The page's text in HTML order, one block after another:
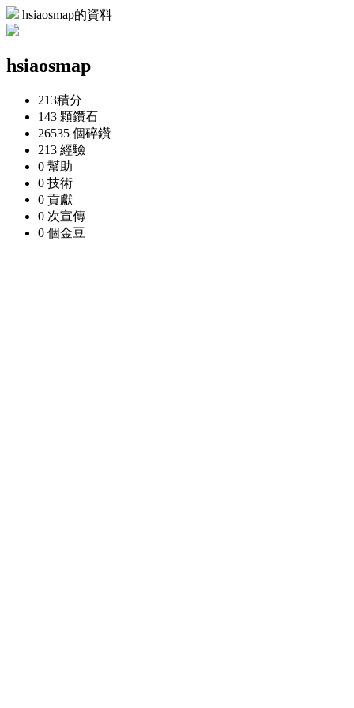
hsiaosmap的資料
hsiaosmap
213積分
143 顆鑽石
26535 個碎鑽
213 經驗
0 幫助
0 技術
0 貢獻
0 次宣傳
0 個金豆